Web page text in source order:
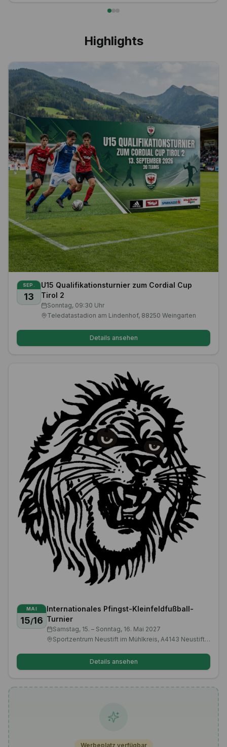
Sonntag, 16. Mai 2027 (Zwischen- und Finalrunde) in
Turnier-Zeitplan, alle Turnier-Unterlagen zum
Herunterladen und Online-Turnier-Anmeldung unter
Vereine/Teams aus 8 bis 10 Nationen an den
Turnieren teil. Sogar Teams aus Island und
Madagaskar! 2027 werden voraussichtlich Teams
aus weiteren außereuropäischen Nationen
hinzukommen. Hinweis: Die Turniere finden immer
im Rahmen eines mehrtägigen Festivals -
www.festdesjahres.at - statt, das von mehreren
tausend Leuten besucht wird. Erstklassige
Unterhaltung bei freiem Eintritt ist garantiert! Der
Aftermovie des Pfingst-Events 2025 kann via
YouTube durch die Eingabe des Suchbegriffs
AFTERMOVIE 2025 FEST DES JAHRES NEUSTIFT
betrachtet werden. Der Aftermovie 2026 via Link
unter www.fc-lions.at
Highlights
SEP.
U15 Qualifikationsturnier zum Cordial Cup
Details ansehen
MAI
Internationales Pfingst-Kleinfeldfußball-
Sportzentrum Neustift im Mühlkreis, A4143 Neustift im Mühlkreis